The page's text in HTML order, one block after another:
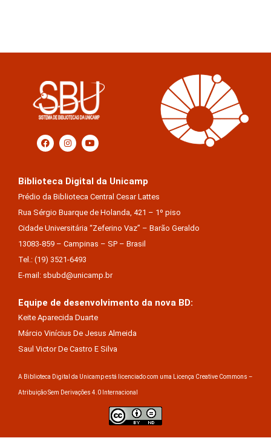
Biblioteca Digital da Unicamp
Prédio da Biblioteca Central Cesar Lattes
Rua Sérgio Buarque de Holanda, 421 – 1º piso
Cidade Universitária “Zeferino Vaz” – Barão Geraldo
13083-859 – Campinas – SP – Brasil
Tel.: (19) 3521-6493
E-mail: sbubd@unicamp.br
Equipe de desenvolvimento da nova BD:
Keite Aparecida Duarte
Márcio Vinícius De Jesus Almeida
Saul Victor De Castro E Silva
A Biblioteca Digital da Unicamp está licenciado com uma Licença Creative Commons –
Atribuição Sem Derivações 4.0 Internacional